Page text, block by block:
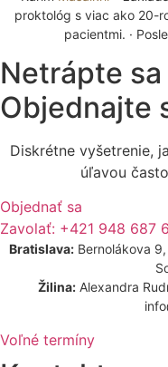
proktológ s viac ako 20-
pacientmi. ·
Netrápte
Objednajte
Diskrétne vyšetrenie,
úľavou
Objednať sa
Zavolať: +421 948 687
Bratislava:Bernolákova 9,
Žilina:Alexandra
Voľné termíny